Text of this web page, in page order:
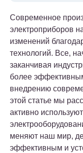
Современное
электроприборов
изменений
технологий. Все,
заканчивая
более
внедрению
этой статье мы
активно
меняют наш мир,
эффективным и